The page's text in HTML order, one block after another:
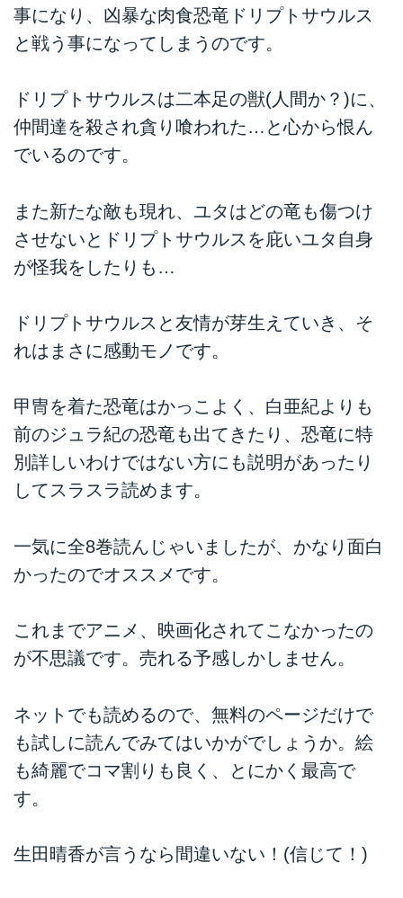
事になり、凶暴な肉食恐竜ドリプトサウルス
と戦う事になってしまうのです。
ドリプトサウルスは二本足の獣(人間か？)に、
仲間達を殺され貪り喰われた…と心から恨ん
でいるのです。
また新たな敵も現れ、ユタはどの竜も傷つけ
させないとドリプトサウルスを庇いユタ自身
が怪我をしたりも…
ドリプトサウルスと友情が芽生えていき、そ
れはまさに感動モノです。
甲冑を着た恐竜はかっこよく、白亜紀よりも
前のジュラ紀の恐竜も出てきたり、恐竜に特
別詳しいわけではない方にも説明があったり
してスラスラ読めます。
一気に全8巻読んじゃいましたが、かなり面白
かったのでオススメです。
これまでアニメ、映画化されてこなかったの
が不思議です。売れる予感しかしません。
ネットでも読めるので、無料のページだけで
も試しに読んでみてはいかがでしょうか。絵
も綺麗でコマ割りも良く、とにかく最高で
す。
生田晴香が言うなら間違いない！(信じて！)